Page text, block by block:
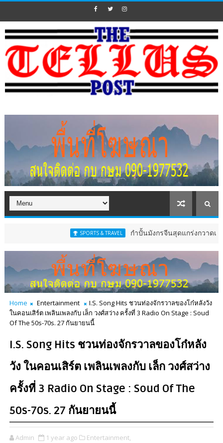
SPORTS & TRAVEL กำปั้นมังกรจีนสุดแกร่งกวาดเข็มขัดสหพัน
Home Entertainment
I.S. Song Hits ชวนท่องจักรวาลของโก๋หลังวัง
ในคอนเสิร์ต เพลินเพลงกับ เล็ก วงศ์สว่าง ครั้งที่ 3 Radio On Stage : Soud
Of The 50s-70s. 27 กันยายนนี้
I.S. Song Hits ชวนท่องจักรวาลของโก๋หลัง
วัง ในคอนเสิร์ต เพลินเพลงกับ เล็ก วงศ์สว่าง
ครั้งที่ 3 Radio On Stage : Soud Of The
50s-70s. 27 กันยายนนี้
Admin 1 year ago Entertainment,